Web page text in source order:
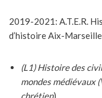
2019-2021: A.T.E.R.
d’histoire Aix-
(L1) Histoire des
mondes médiévaux
chrétien)